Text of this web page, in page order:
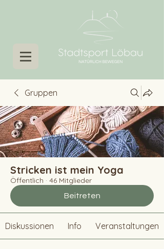
Gruppen
Stricken ist mein Yoga
Öffentlich · 46 Mitglieder
Beitreten
Diskussionen Info Veranstaltungen